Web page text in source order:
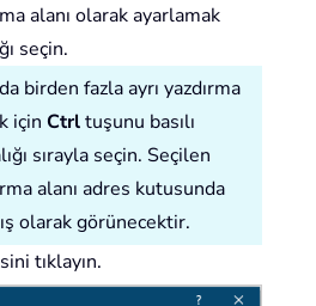
alanı olarak ayarlamak
seçin.
birden fazla ayrı yazdırma
için Ctrltuşunu basılı
sırayla seçin. Seçilen
alanı adres kutusunda
olarak görünecektir.
tıklayın.